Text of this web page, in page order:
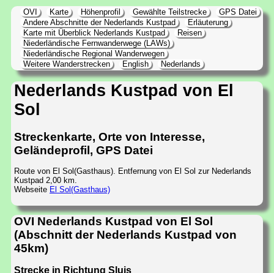
OVI Karte Höhenprofil Gewählte Teilstrecke
GPS Datei
Andere Abschnitte der Nederlands Kustpad
Erläuterung
Karte mit Überblick Nederlands Kustpad
Reisen
Niederländische Fernwanderwege (LAWs)
Niederländische Regional Wanderwegen
Weitere Wanderstrecken
English Nederlands
Nederlands Kustpad von El
Sol
Streckenkarte, Orte von Interesse,
Geländeprofil, GPS Datei
Route von El Sol(Gasthaus). Entfernung von El Sol zur Nederlands
Kustpad 2,00 km.
Webseite El Sol(Gasthaus)
OVI Nederlands Kustpad von El Sol
(Abschnitt der Nederlands Kustpad von
45km)
Strecke in Richtung Sluis